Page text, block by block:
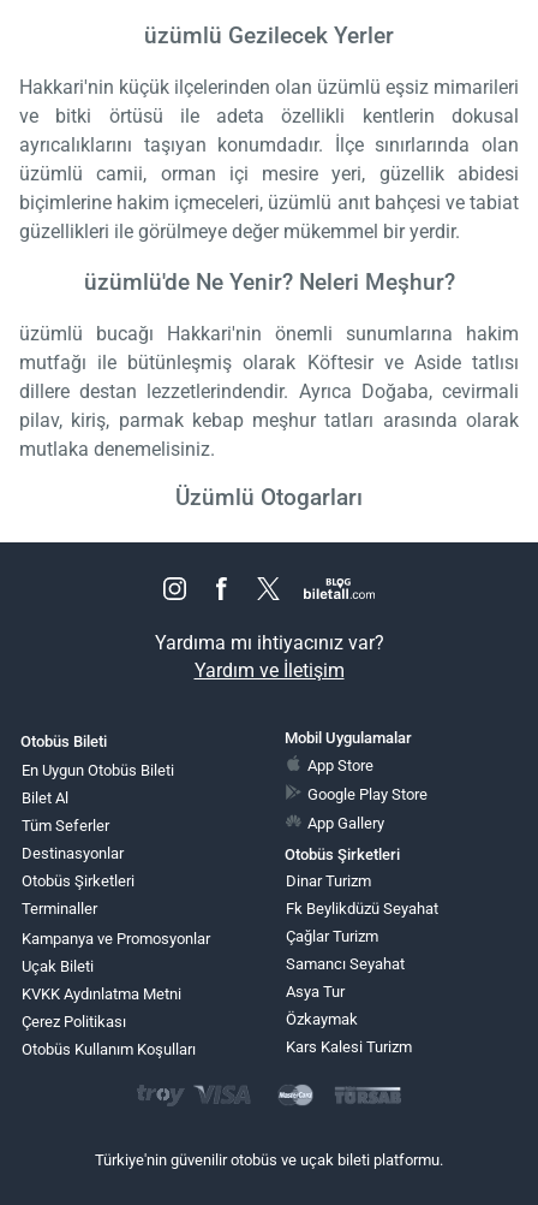
üzümlü Gezilecek Yerler
Hakkari'nin küçük ilçelerinden olan üzümlü eşsiz mimarileri
ve bitki örtüsü ile adeta özellikli kentlerin dokusal
ayrıcalıklarını taşıyan konumdadır. İlçe sınırlarında olan
üzümlü camii, orman içi mesire yeri, güzellik abidesi
biçimlerine hakim içmeceleri, üzümlü anıt bahçesi ve tabiat
güzellikleri ile görülmeye değer mükemmel bir yerdir.
üzümlü'de Ne Yenir? Neleri Meşhur?
üzümlü bucağı Hakkari'nin önemli sunumlarına hakim
mutfağı ile bütünleşmiş olarak Köftesir ve Aside tatlısı
dillere destan lezzetlerindendir. Ayrıca Doğaba, cevirmali
pilav, kiriş, parmak kebap meşhur tatları arasında olarak
mutlaka denemelisiniz.
Üzümlü Otogarları
Yardıma mı ihtiyacınız var?
Yardım ve İletişim
Otobüs Bileti
En Uygun Otobüs Bileti
Bilet Al
Tüm Seferler
Destinasyonlar
Otobüs Şirketleri
Terminaller
Kampanya ve Promosyonlar
Uçak Bileti
KVKK Aydınlatma Metni
Çerez Politikası
Otobüs Kullanım Koşulları
Mobil Uygulamalar
App Store
Google Play Store
App Gallery
Otobüs Şirketleri
Dinar Turizm
Fk Beylikdüzü Seyahat
Çağlar Turizm
Samancı Seyahat
Asya Tur
Özkaymak
Kars Kalesi Turizm
Türkiye'nin güvenilir otobüs ve uçak bileti platformu.